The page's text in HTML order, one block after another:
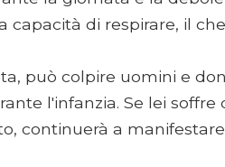
di respirare, il
può colpire uomini e
l'infanzia. Se lei soffre
continuerà a